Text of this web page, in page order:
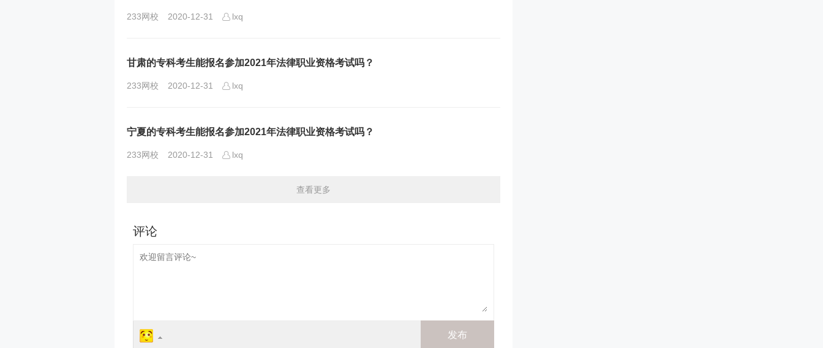
233网校 2020-12-31 lxq
甘肃的专科考生能报名参加2021年法律职业资格考试吗？
233网校 2020-12-31 lxq
宁夏的专科考生能报名参加2021年法律职业资格考试吗？
233网校 2020-12-31 lxq
查看更多